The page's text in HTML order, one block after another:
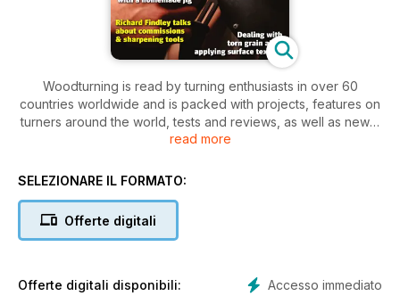
Woodturning is read by turning enthusiasts in over 60
countries worldwide and is packed with projects, features on
turners around the world, tests and reviews, as well as news,
letters and tips. Our projects cater for varying levels of ability,
professional.
This month’s issue features a an Oriental split vessel; a jarrah
burl box; a textured wide rim platter and a hollow pepper mill.
techniques on making multi-faceted vases and in a new
read more
SELEZIONARE IL FORMATO:
Offerte digitali
Accesso immediato
Offerte digitali disponibili: